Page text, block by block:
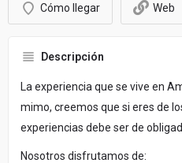
Cómo llegar Web
Descripción
La experiencia que se vive en
mimo, creemos que si eres de
experiencias debe ser de
Nosotros disfrutamos de: